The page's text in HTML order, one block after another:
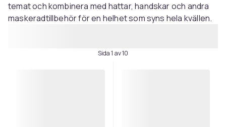
temat och kombinera med hattar, handskar och andra
maskeradtillbehör för en helhet som syns hela kvällen.
Sida 1 av 10